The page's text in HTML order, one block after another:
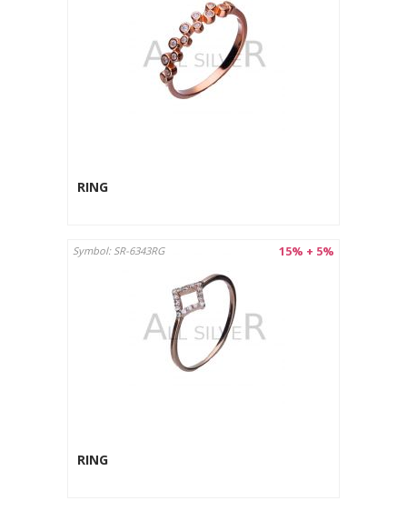
RING
15% + 5%
Symbol: SR-6343RG
RING